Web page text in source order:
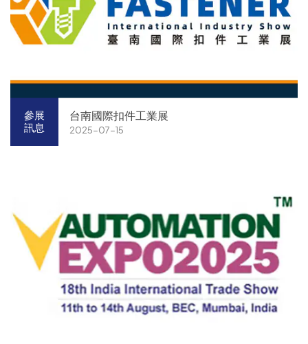
參展
訊息
台南國際扣件工業展
2025-07-15